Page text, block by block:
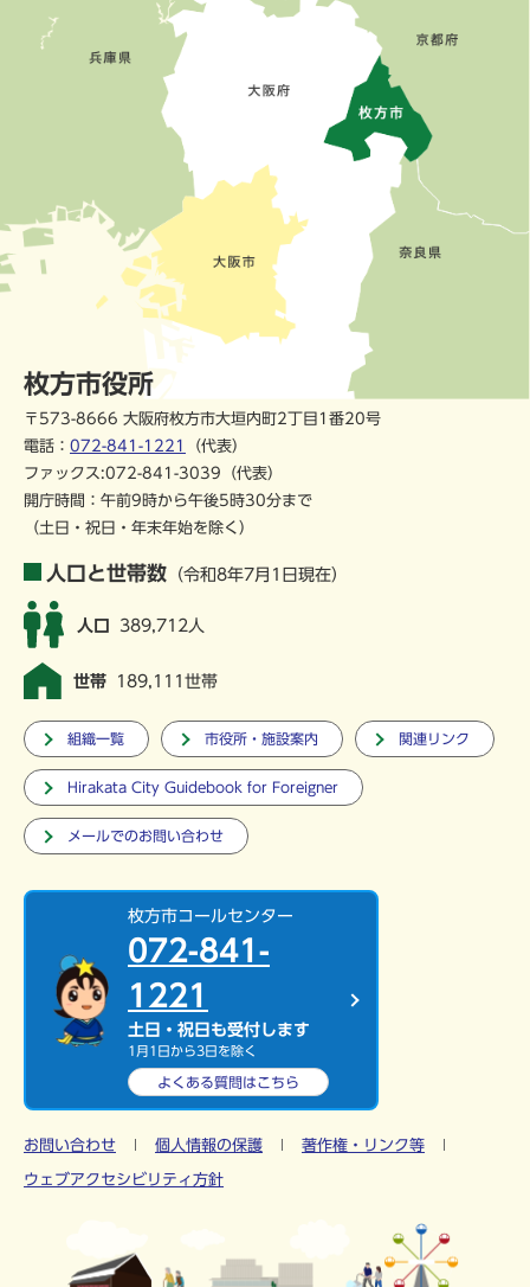
枚方市役所
〒573-8666 大阪府枚方市大垣内町2丁目1番20号
電話： 072-841-1221
（代表）
ファックス:072-841-3039（代表）
開庁時間：午前9時から午後5時30分まで
（土日・祝日・年末年始を除く）
人口と世帯数 （令和8年7月1日現在）
人口 389,712人
世帯 189,111世帯
組織一覧 市役所・施設案内 関連リンク
Hirakata City Guidebook for Foreigner
メールでのお問い合わせ
枚方市コールセンター
072-841-
1221
土日・祝日も受付します
1月1日から3日を除く
よくある質問はこちら
お問い合わせ 個人情報の保護 著作権・リンク等
ウェブアクセシビリティ方針